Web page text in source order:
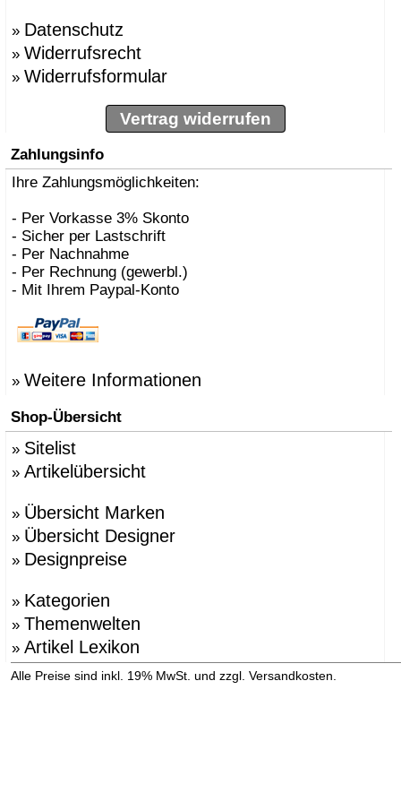
» Datenschutz
» Widerrufsrecht
» Widerrufsformular
Vertrag widerrufen
Zahlungsinfo
Ihre Zahlungsmöglichkeiten:
- Per Vorkasse 3% Skonto
- Sicher per Lastschrift
- Per Nachnahme
- Per Rechnung (gewerbl.)
- Mit Ihrem Paypal-Konto
» Weitere Informationen
Shop-Übersicht
» Sitelist
» Artikelübersicht
» Übersicht Marken
» Übersicht Designer
» Designpreise
» Kategorien
» Themenwelten
» Artikel Lexikon
Alle Preise sind inkl. 19% MwSt. und zzgl. Versandkosten.